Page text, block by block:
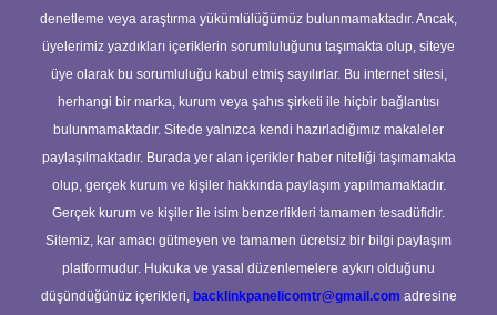
denetleme veya araştırma yükümlülüğümüz bulunmamaktadır. Ancak,
üyelerimiz yazdıkları içeriklerin sorumluluğunu taşımakta olup, siteye
üye olarak bu sorumluluğu kabul etmiş sayılırlar. Bu internet sitesi,
herhangi bir marka, kurum veya şahıs şirketi ile hiçbir bağlantısı
bulunmamaktadır. Sitede yalnızca kendi hazırladığımız makaleler
paylaşılmaktadır. Burada yer alan içerikler haber niteliği taşımamakta
olup, gerçek kurum ve kişiler hakkında paylaşım yapılmamaktadır.
Gerçek kurum ve kişiler ile isim benzerlikleri tamamen tesadüfidir.
Sitemiz, kar amacı gütmeyen ve tamamen ücretsiz bir bilgi paylaşım
platformudur. Hukuka ve yasal düzenlemelere aykırı olduğunu
düşündüğünüz içerikleri, backlinkpanelicomtr@gmail.com adresine